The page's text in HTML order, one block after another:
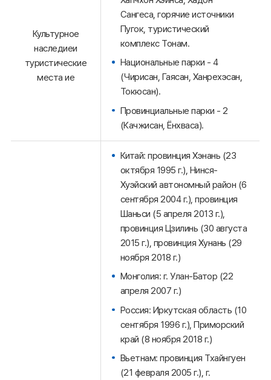
Культурное
наследиеи
туристические
места ие
Сангеса, горячие источники
Пугок, туристический
комплекс Тонам.
Национальные парки - 4
(Чирисан, Гаясан, Ханрехэсан,
Токюсан).
Провинциальные парки - 2
(Качжисан, Ёнхваса).
Китай: провинция Хэнань (23
октября 1995 г.), Нинся-
Хуэйский автономный район (6
сентября 2004 г.), провинция
Шаньси (5 апреля 2013 г.),
провинция Цзилинь (30 августа
2015 г.), провинция Хунань (29
ноября 2018 г.)
Монголия: г. Улан-Батор (22
апреля 2007 г.)
Россия: Иркутская область (10
сентября 1996 г.), Приморский
край (8 ноября 2018 г.)
Вьетнам: провинция Тхайнгуен
(21 февраля 2005 г.), г.